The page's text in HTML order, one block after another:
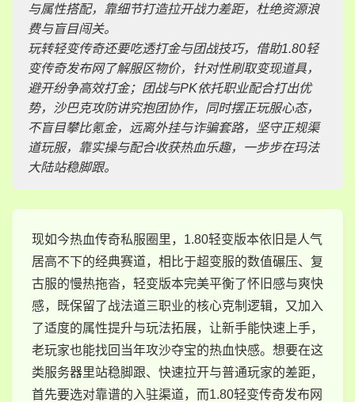
与属性搭配，靠细节打造拉开战力差距，杜绝资源浪
费与盲目闯关。
玩转轻变传奇还要吃透打金与团战技巧，借助1.80轻
变传奇发布网了解服区物价，针对性刷取变现道具，
避开纷争高效打金；团战与PK依托职业配合打出优
势，沙巴克攻防讲究抱团协作，同时摆正玩服心态，
不盲目攀比氪金，远离外挂与诈骗套路，坚守正规渠
道玩服，靠实操与配合收获热血乐趣，一步步在玛法
大陆站稳脚跟。
现如今热血传奇私服圈里，1.80轻变版本依旧是人气
居高不下的经典赛道，相比于超变服的数值碾压、复
古服的慢热拖沓，轻变版本完美平衡了怀旧感与爽快
感，既保留了战法道三职业的核心克制逻辑，又加入
了适度的属性提升与玩法拓展，让新手能快速上手，
老玩家也能找回当年攻沙夺宝的热血快感。想要在这
类服务器里站稳脚跟、快速拉开与普通玩家的差距，
首先要选对靠谱的入驻渠道，而1.80轻变传奇发布网